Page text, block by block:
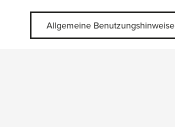
Allgemeine Benutzungshinweise